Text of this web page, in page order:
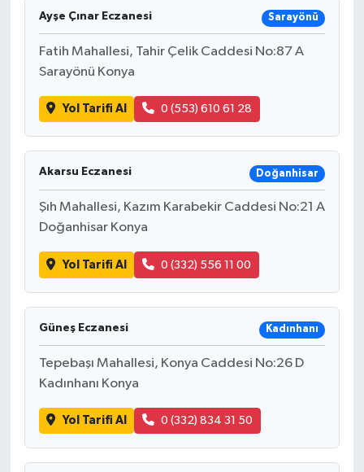
Ayşe Çınar Eczanesi Sarayönü
Fatih Mahallesi, Tahir Çelik Caddesi No:87 A
Sarayönü Konya
Yol Tarifi Al 0 (553) 610 61 28
Akarsu Eczanesi Doğanhisar
Şıh Mahallesi, Kazım Karabekir Caddesi No:21 A
Doğanhisar Konya
Yol Tarifi Al 0 (332) 556 11 00
Güneş Eczanesi Kadınhanı
Tepebaşı Mahallesi, Konya Caddesi No:26 D
Kadınhanı Konya
Yol Tarifi Al 0 (332) 834 31 50